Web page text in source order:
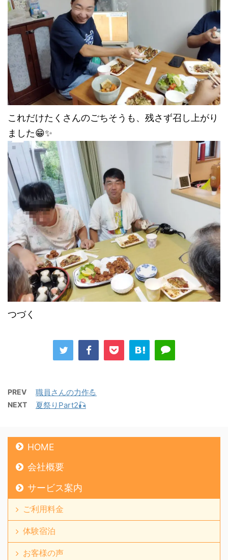
これだけたくさんのごちそうも、残さず召し上がり
ました😁✨
つづく
PREV 職員さんの力作💪
NEXT 夏祭りPart2🎣
HOME
会社概要
サービス案内
ご利用料金
体験宿泊
お客様の声